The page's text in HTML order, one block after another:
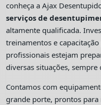
conheça a Ajax
serviços de
altamente qualificada.
treinamentos e
profissionais estejam
diversas situações,
Contamos com
grande porte, prontos